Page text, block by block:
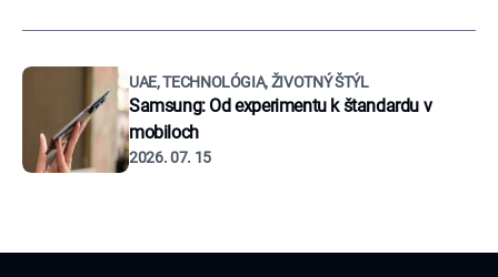
UAE, TECHNOLÓGIA, ŽIVOTNÝ ŠTÝL
Samsung: Od experimentu k štandardu v
mobiloch
2026. 07. 15